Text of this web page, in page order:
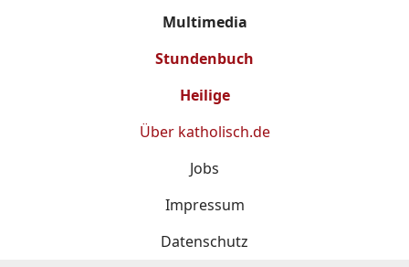
Multimedia
Stundenbuch
Heilige
Über katholisch.de
Jobs
Impressum
Datenschutz